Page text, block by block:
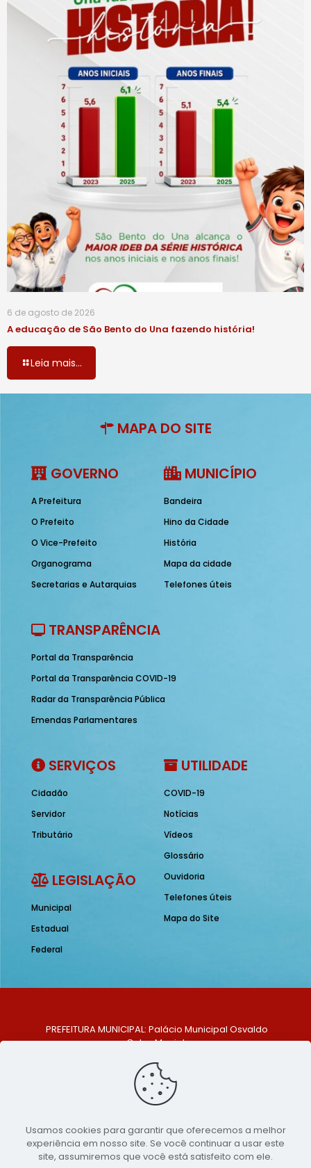
6 de agosto de 2026
A educação de São Bento do Una fazendo história!
Leia mais...
MAPA DO SITE
GOVERNO
A Prefeitura
O Prefeito
O Vice-Prefeito
Organograma
Secretarias e Autarquias
MUNICÍPIO
Bandeira
Hino da Cidade
História
Mapa da cidade
Telefones úteis
TRANSPARÊNCIA
Portal da Transparência
Portal da Transparência COVID-19
Radar da Transparência Pública
Emendas Parlamentares
SERVIÇOS
Cidadão
Servidor
Tributário
LEGISLAÇÃO
Municipal
Estadual
Federal
UTILIDADE
COVID-19
Notícias
Vídeos
Glossário
Ouvidoria
Telefones úteis
Mapa do Site
PREFEITURA MUNICIPAL: Palácio Municipal Osvaldo
Celso Maciel
Centro, São Bento do Una - PE. CEP: 553370-128
TELEFONE: (81) 99548-1569
E-MAIL: ouvidoria@saobentodouna.pe.gov.br
Copyright 2021-2026 - Assessoria de Comunicação da
Prefeitura de São Bento do Una - PE
Usamos cookies para garantir que oferecemos a melhor
experiência em nosso site. Se você continuar a usar este
site, assumiremos que você está satisfeito com ele.